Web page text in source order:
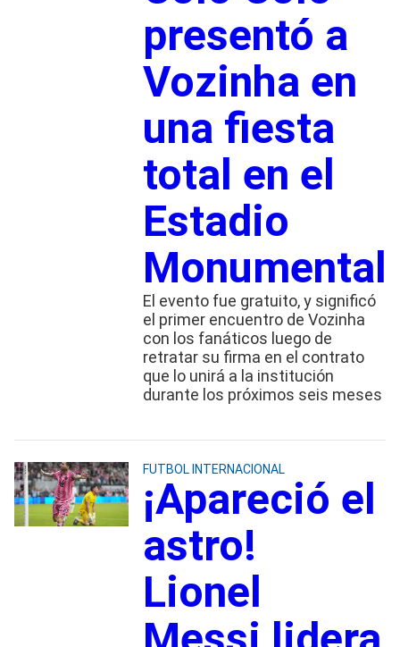
presentó a
Vozinha en
una fiesta
total en el
Estadio
Monumental
El evento fue gratuito, y significó
el primer encuentro de Vozinha
con los fanáticos luego de
retratar su firma en el contrato
que lo unirá a la institución
durante los próximos seis meses
FUTBOL INTERNACIONAL
¡Apareció el
astro!
Lionel